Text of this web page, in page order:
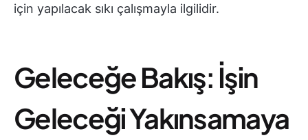
için yapılacak sıkı çalışmayla ilgilidir.
Geleceğe Bakış: İşin
Geleceği Yakınsamaya